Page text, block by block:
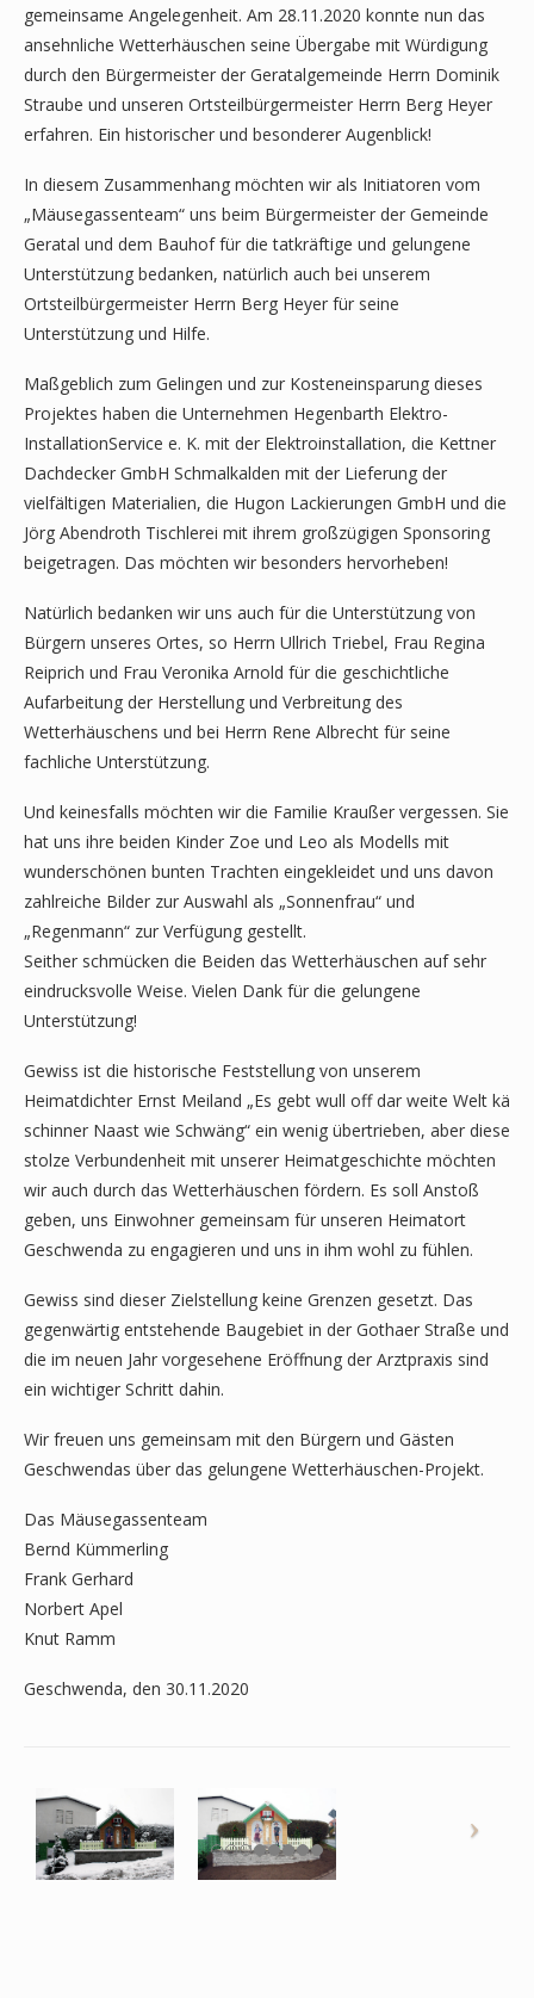
gemeinsame Angelegenheit. Am 28.11.2020 konnte nun das
ansehnliche Wetterhäuschen seine Übergabe mit Würdigung
durch den Bürgermeister der Geratalgemeinde Herrn Dominik
Straube und unseren Ortsteilbürgermeister Herrn Berg Heyer
erfahren. Ein historischer und besonderer Augenblick!
In diesem Zusammenhang möchten wir als Initiatoren vom
„Mäusegassenteam“ uns beim Bürgermeister der Gemeinde
Geratal und dem Bauhof für die tatkräftige und gelungene
Unterstützung bedanken, natürlich auch bei unserem
Ortsteilbürgermeister Herrn Berg Heyer für seine
Unterstützung und Hilfe.
Maßgeblich zum Gelingen und zur Kosteneinsparung dieses
Projektes haben die Unternehmen Hegenbarth Elektro-
InstallationService e. K. mit der Elektroinstallation, die Kettner
Dachdecker GmbH Schmalkalden mit der Lieferung der
vielfältigen Materialien, die Hugon Lackierungen GmbH und die
Jörg Abendroth Tischlerei mit ihrem großzügigen Sponsoring
beigetragen. Das möchten wir besonders hervorheben!
Natürlich bedanken wir uns auch für die Unterstützung von
Bürgern unseres Ortes, so Herrn Ullrich Triebel, Frau Regina
Reiprich und Frau Veronika Arnold für die geschichtliche
Aufarbeitung der Herstellung und Verbreitung des
Wetterhäuschens und bei Herrn Rene Albrecht für seine
fachliche Unterstützung.
Und keinesfalls möchten wir die Familie Kraußer vergessen. Sie
hat uns ihre beiden Kinder Zoe und Leo als Modells mit
wunderschönen bunten Trachten eingekleidet und uns davon
zahlreiche Bilder zur Auswahl als „Sonnenfrau“ und
„Regenmann“ zur Verfügung gestellt.
Seither schmücken die Beiden das Wetterhäuschen auf sehr
eindrucksvolle Weise. Vielen Dank für die gelungene
Unterstützung!
Gewiss ist die historische Feststellung von unserem
Heimatdichter Ernst Meiland „Es gebt wull off dar weite Welt kä
schinner Naast wie Schwäng“ ein wenig übertrieben, aber diese
stolze Verbundenheit mit unserer Heimatgeschichte möchten
wir auch durch das Wetterhäuschen fördern. Es soll Anstoß
geben, uns Einwohner gemeinsam für unseren Heimatort
Geschwenda zu engagieren und uns in ihm wohl zu fühlen.
Gewiss sind dieser Zielstellung keine Grenzen gesetzt. Das
gegenwärtig entstehende Baugebiet in der Gothaer Straße und
die im neuen Jahr vorgesehene Eröffnung der Arztpraxis sind
ein wichtiger Schritt dahin.
Wir freuen uns gemeinsam mit den Bürgern und Gästen
Geschwendas über das gelungene Wetterhäuschen-Projekt.
Das Mäusegassenteam
Bernd Kümmerling
Frank Gerhard
Norbert Apel
Knut Ramm
Geschwenda, den 30.11.2020